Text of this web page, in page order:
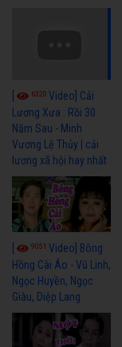
6320 Video] Cải
Lương Xưa : Rồi 30
Năm Sau - Minh
Vương Lệ Thủy | cải
lương xã hội hay nhất
9051 Video] Bông
Hồng Cài Áo - Vũ Linh,
Ngọc Huyền, Ngọc
Giàu, Diệp Lang